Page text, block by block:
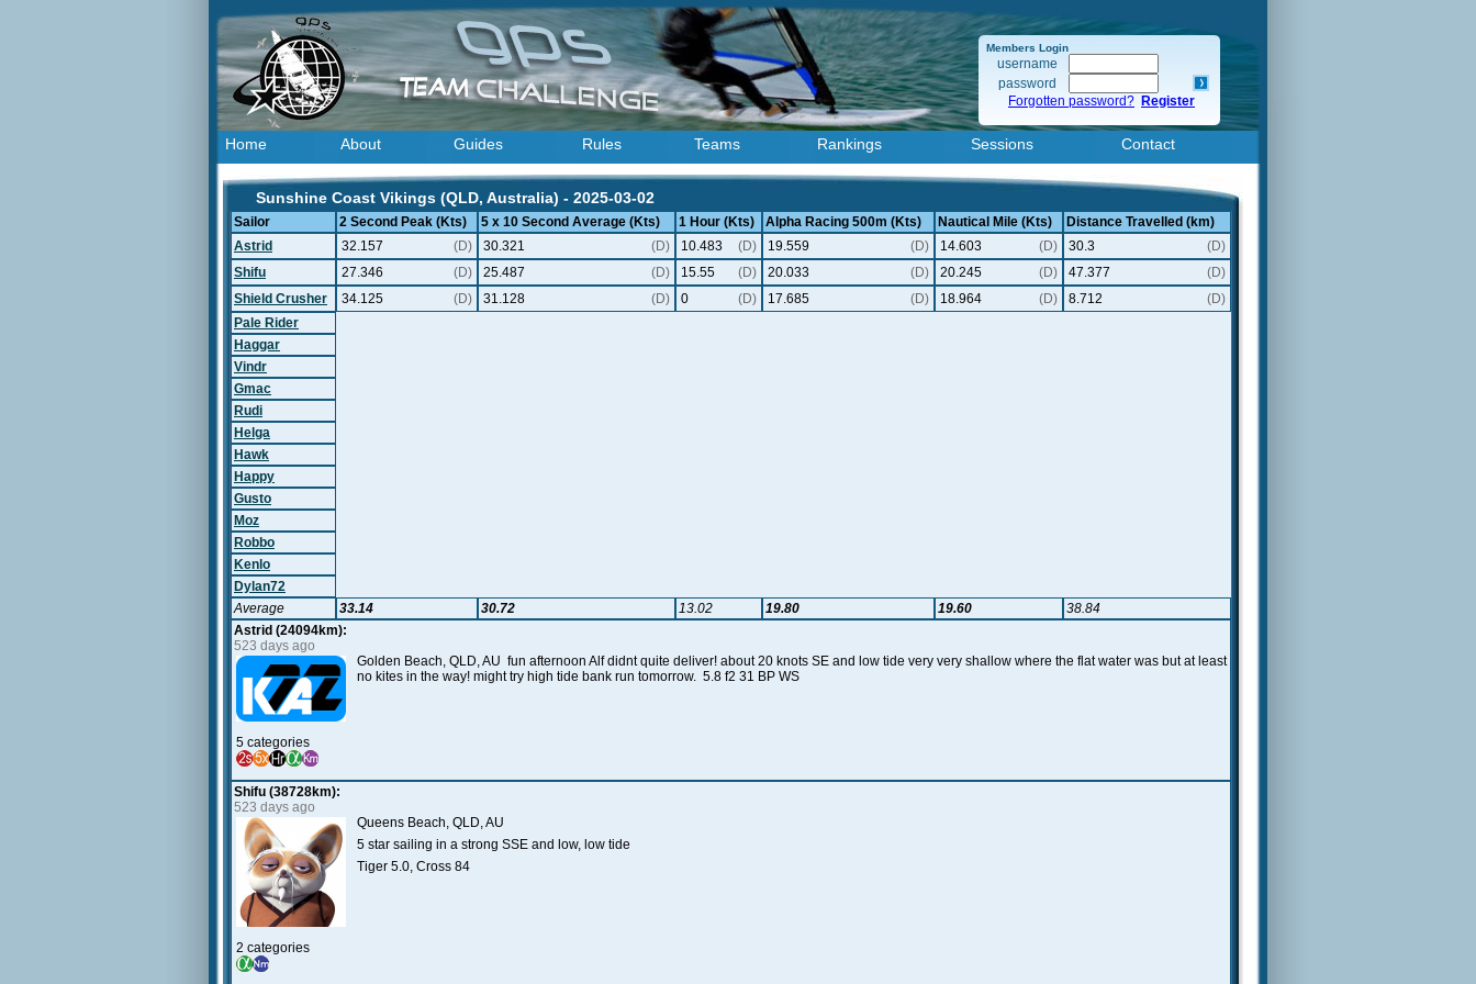
Members Login
username
password
Forgotten password? Register
Home About Guides Rules Teams Rankings Sessions Contact
Sunshine Coast Vikings (QLD, Australia) - 2025-03-02
Sailor 2 Second Peak (Kts) 5 x 10 Second Average (Kts) 1 Hour (Kts) Alpha Racing 500m (Kts) Nautical Mile (Kts)
Distance Travelled (km)
Astrid
32.157 (D) 30.321 (D) 10.483 (D) 19.559 (D) 14.603 (D) 30.3
(D)
Shifu
27.346 (D) 25.487 (D) 15.55 (D) 20.033 (D) 20.245 (D) 47.377
(D)
Shield Crusher
34.125 (D) 31.128 (D) 0 (D) 17.685 (D) 18.964 (D) 8.712
(D)
Pale Rider
Haggar
Vindr
Gmac
Rudi
Helga
Hawk
Happy
Gusto
Moz
Robbo
Kenlo
Dylan72
Average
33.14 30.72 13.02 19.80 19.60
38.84
Astrid (24094km):
523 days ago
5 categories
Golden Beach, QLD, AU fun afternoon Alf didnt quite deliver! about 20 knots SE and low tide very very shallow where the flat water was but at least
no kites in the way! might try high tide bank run tomorrow. 5.8 f2 31 BP WS
Shifu (38728km):
523 days ago
2 categories
Queens Beach, QLD, AU
5 star sailing in a strong SSE and low, low tide
Tiger 5.0, Cross 84